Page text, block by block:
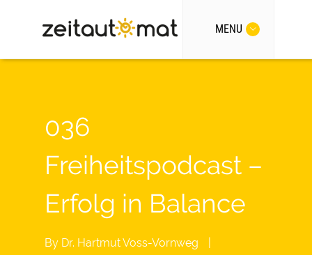
MENU
036
Freiheitspodcast –
Erfolg in Balance
By Dr. Hartmut Voss-Vornweg